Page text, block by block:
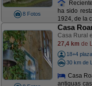
8 Fotos
ha sido
1924, de la
Casa
Casa Rural
27,4 km de
18+4
30 km de
Casa
antiguas